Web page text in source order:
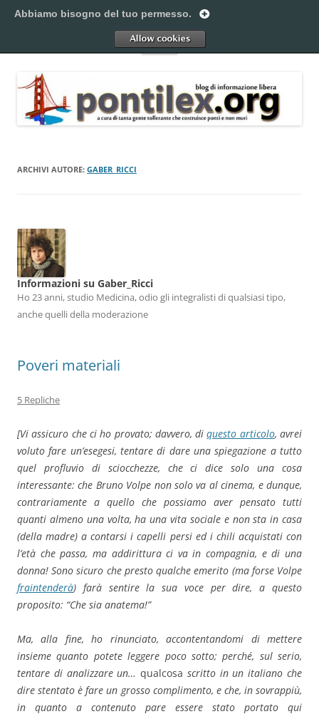
al
Pontilex
Menu
ARCHIVI AUTORE: GABER_RICCI
Informazioni su Gaber_Ricci
Ho 23 anni, studio Medicina, odio gli integralisti di qualsiasi tipo,
anche quelli della moderazione
Poveri materiali
5 Repliche
[Vi assicuro che ci ho provato; davvero, diquesto articolo, avrei
voluto fare un’esegesi, tentare di dare una spiegazione a tutto
quel profluvio di sciocchezze, che ci dice solo una cosa
interessante: che Bruno Volpe non solo va al cinema, e dunque,
contrariamente a quello che possiamo aver pensato tutti
quanti almeno una volta, ha una vita sociale e non sta in casa
(della madre) a contarsi i capelli persi ed i chili acquistati con
l’età che passa, ma addirittura ci va in compagnia, e di una
donna! Sono sicuro che presto qualche emerito (ma forse Volpe
fraintenderà) farà sentire la sua voce per dire, a questo
proposito: “Che sia anatema!”
Ma, alla fine, ho rinunciato, accontentandomi di mettere
insieme quanto potete leggere poco sotto; perché, sul serio,
tentare di analizzare un…qualcosa scritto in un italiano che
dire stentato è fare un grosso complimento, e che, in sovrappiù,
in quanto a contenuto pare essere stato portato qui
Abbiamo bisogno del tuo permesso.